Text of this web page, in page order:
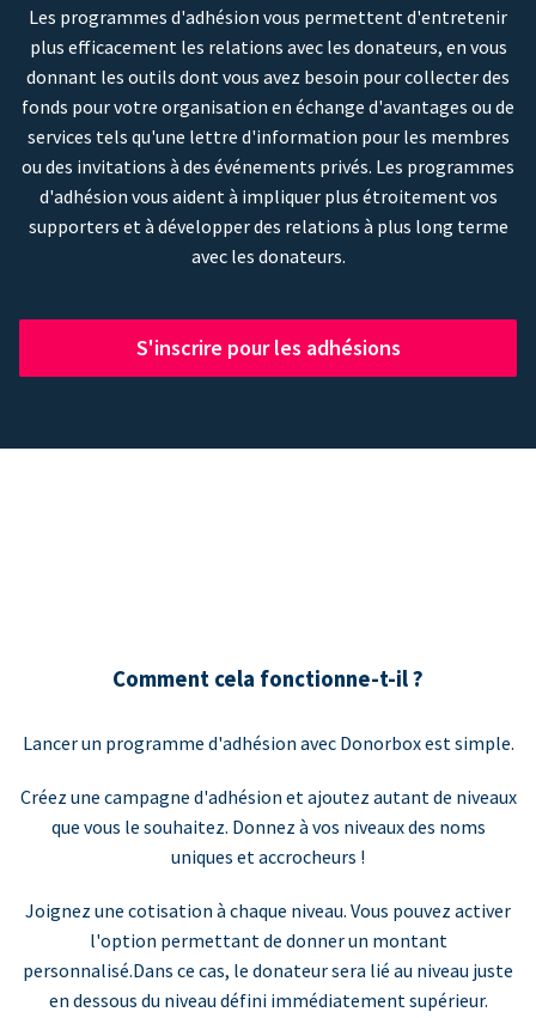
Les programmes d'adhésion vous permettent d'entretenir
plus efficacement les relations avec les donateurs, en vous
donnant les outils dont vous avez besoin pour collecter des
fonds pour votre organisation en échange d'avantages ou de
services tels qu'une lettre d'information pour les membres
ou des invitations à des événements privés. Les programmes
d'adhésion vous aident à impliquer plus étroitement vos
supporters et à développer des relations à plus long terme
avec les donateurs.
S'inscrire pour les adhésions
Comment cela fonctionne-t-il ?
Lancer un programme d'adhésion avec Donorbox est simple.
Créez une campagne d'adhésion et ajoutez autant de niveaux
que vous le souhaitez. Donnez à vos niveaux des noms
uniques et accrocheurs !
Joignez une cotisation à chaque niveau. Vous pouvez activer
l'option permettant de donner un montant
personnalisé.Dans ce cas, le donateur sera lié au niveau juste
en dessous du niveau défini immédiatement supérieur.